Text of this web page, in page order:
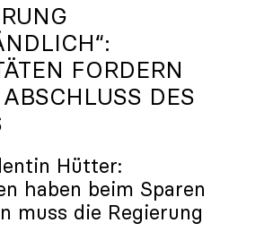
FORDERN
DES
Hütter:
haben beim Sparen
muss die Regierung